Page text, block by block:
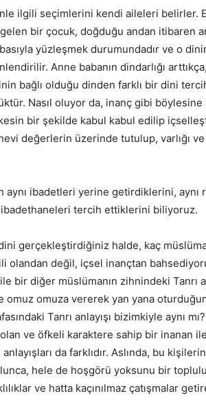
ilgili seçimlerini kendi aileleri belirler.
bir çocuk, doğduğu andan itibaren
yüzleşmek durumundadır ve o
Anne babanın dindarlığı arttıkça,
bağlı olduğu dinden farklı bir dini
Nasıl oluyor da, inanç gibi
bir şekilde kabul kabul edilip
değerlerin üzerinde tutulup, varlığı
aynı ibadetleri yerine getirdiklerini, aynı
tercih ettiklerini biliyoruz.
gerçekleştirdiğiniz halde, kaç
olandan değil, içsel inançtan
bir diğer müslümanın zihnindeki Tanrı
omuza vererek yan yana
Tanrı anlayışı bizimkiyle aynı
ve öfkeli karaktere sahip bir inanan
da farklıdır. Aslında, bu
hele de hoşgörü yoksunu bir
ve hatta kaçınılmaz çatışmalar